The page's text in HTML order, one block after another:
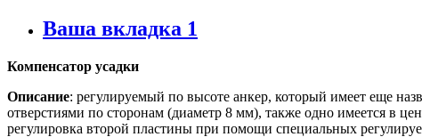
Ваша вкладка 1
Компенсатор усадки
Описание: регулируемый по высоте анкер, который имеет еще
отверстиями по сторонам (диаметр 8 мм), также одно имеется в
регулировка второй пластины при помощи специальных